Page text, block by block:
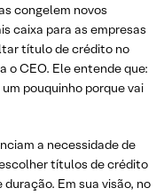
congelem novos
caixa para as empresas
título de crédito no
o CEO. Ele entende que:
pouquinho porque vai
a necessidade de
títulos de crédito
Em sua visão, no